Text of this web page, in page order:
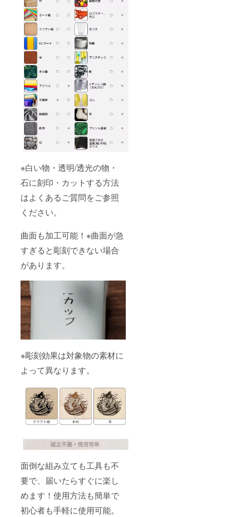
※白い物・透明/透光の物・
石に刻印・カットする方法
はよくあるご質問をご参照
ください。
曲面も加工可能！※曲面が急
すぎると彫刻できない場合
があります。
※彫刻効果は対象物の素材に
よって異なります。
面倒な組み立ても工具も不
要で、届いたらすぐに楽し
めます！使用方法も簡単で
初心者も手軽に使用可能。